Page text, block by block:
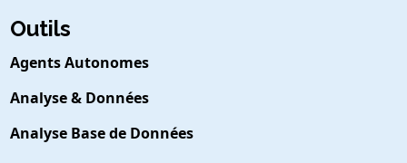
Outils
Agents Autonomes
Analyse & Données
Analyse Base de Données